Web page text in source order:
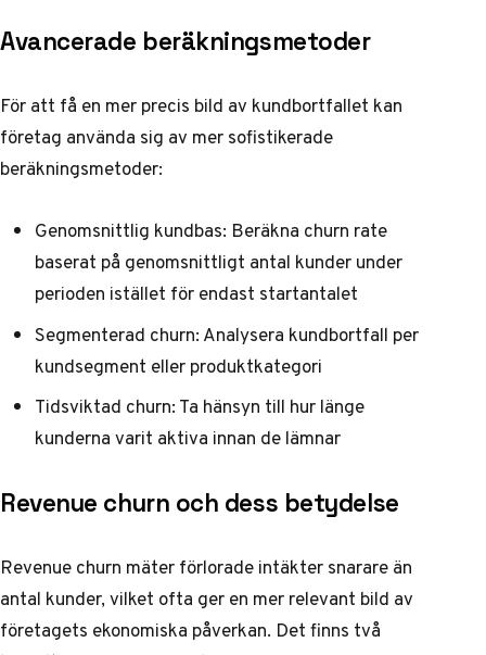
Avancerade beräkningsmetoder
För att få en mer precis bild av kundbortfallet kan
företag använda sig av mer sofistikerade
beräkningsmetoder:
Genomsnittlig kundbas: Beräkna churn rate
baserat på genomsnittligt antal kunder under
perioden istället för endast startantalet
Segmenterad churn: Analysera kundbortfall per
kundsegment eller produktkategori
Tidsviktad churn: Ta hänsyn till hur länge
kunderna varit aktiva innan de lämnar
Revenue churn och dess betydelse
Revenue churn mäter förlorade intäkter snarare än
antal kunder, vilket ofta ger en mer relevant bild av
företagets ekonomiska påverkan. Det finns två